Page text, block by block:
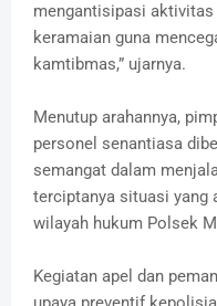
mengantisipasi
keramaian guna
kamtibmas,” ujarnya.
Menutup arahannya,
personel senantiasa
semangat dalam
terciptanya situasi yang
wilayah hukum Polsek
Kegiatan apel dan